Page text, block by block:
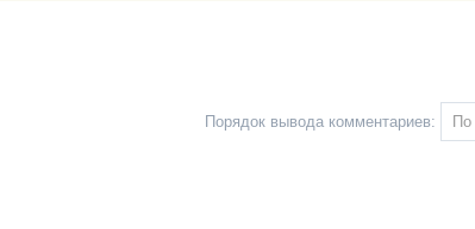
Порядок вывода комментариев: